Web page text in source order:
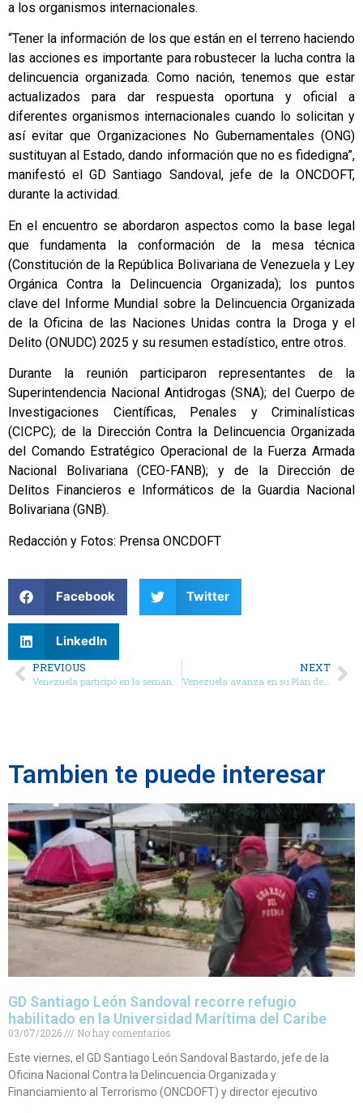
a los organismos internacionales.
“Tener la información de los que están en el terreno haciendo
las acciones es importante para robustecer la lucha contra la
delincuencia organizada. Como nación, tenemos que estar
actualizados para dar respuesta oportuna y oficial a
diferentes organismos internacionales cuando lo solicitan y
así evitar que Organizaciones No Gubernamentales (ONG)
sustituyan al Estado, dando información que no es fidedigna”,
manifestó el GD Santiago Sandoval, jefe de la ONCDOFT,
durante la actividad.
En el encuentro se abordaron aspectos como la base legal
que fundamenta la conformación de la mesa técnica
(Constitución de la República Bolivariana de Venezuela y Ley
Orgánica Contra la Delincuencia Organizada); los puntos
clave del Informe Mundial sobre la Delincuencia Organizada
de la Oficina de las Naciones Unidas contra la Droga y el
Delito (ONUDC) 2025 y su resumen estadístico, entre otros.
Durante la reunión participaron representantes de la
Superintendencia Nacional Antidrogas (SNA); del Cuerpo de
Investigaciones Científicas, Penales y Criminalísticas
(CICPC); de la Dirección Contra la Delincuencia Organizada
del Comando Estratégico Operacional de la Fuerza Armada
Nacional Bolivariana (CEO-FANB); y de la Dirección de
Delitos Financieros e Informáticos de la Guardia Nacional
Bolivariana (GNB).
Redacción y Fotos: Prensa ONCDOFT
Facebook Twitter
LinkedIn
PREVIOUS NEXT
Venezuela avanza en su Plan de Acción para la evaluación ante el GAFI
Tambien te puede interesar
GD Santiago León Sandoval recorre refugio
habilitado en la Universidad Marítima del Caribe
03/07/2026
No hay comentarios
Este viernes, el GD Santiago León Sandoval Bastardo, jefe de la
Oficina Nacional Contra la Delincuencia Organizada y
Financiamiento al Terrorismo (ONCDOFT) y director ejecutivo